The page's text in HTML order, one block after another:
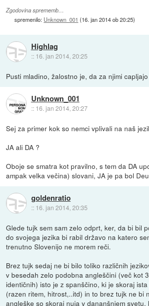
Zgodovina sprememb…
spremenilo: Unknown_001 (16. jan 2014 ob 20:25)
Highlag
:: 16. jan 2014, 20:25
Pusti mladino, žalostno je, da za njimi
Unknown_001
:: 16. jan 2014, 20:27
Sej za primer kok so nemci vplivali na naš
JA ali DA ?
Oboje se smatra kot pravilno, s tem da DA
ampak velka večina) slovani, JA je pa bol
goldenratio
:: 16. jan 2014, 20:35
Glede tujk sem sam zelo odprt, ker, da bi bil
do svojega jezika bi rabil državo na katero
trenutno Slovenijo ne morem reči.
Brez tujk sedaj ne bi bilo toliko različnih
v besedah zelo podobna angleščini (več kot
identičnih) isto je z spanščino, ki je skoraj
(razen ritem, hitrost,..itd) in to brez tujk ne bi
angleške so skoraj nuja v dananšnjem svetu,